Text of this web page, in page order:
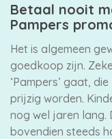
Betaal nooit
Pampers
Het is algemeen
goedkoop zijn.
‘Pampers’ gaat,
prijzig worden.
nog wel jaren lang.
bovendien steeds